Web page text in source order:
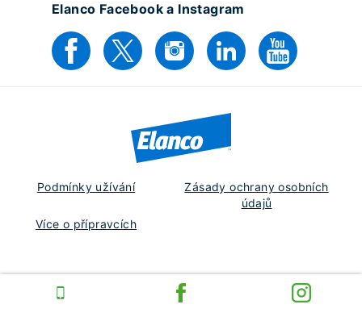
Elanco Facebook a Instagram
Podmínky užívání
Zásady ochrany osobních
údajů
Více o přípravcích
Czech Republic